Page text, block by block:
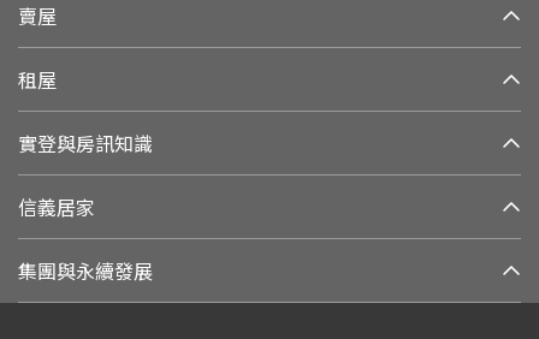
賣屋
租屋
實登與房訊知識
信義居家
集團與永續發展